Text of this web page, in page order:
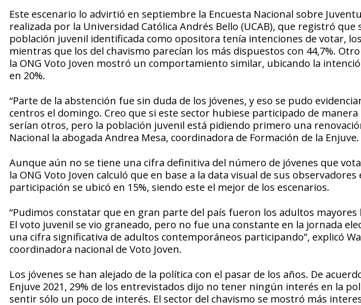
Este escenario lo advirtió en septiembre la Encuesta Nacional sobre
realizada por la Universidad Católica Andrés Bello (UCAB), que registró que
población juvenil identificada como opositora tenía intenciones de votar,
mientras que los del chavismo parecían los más dispuestos con 44,7%.
la ONG Voto Joven mostró un comportamiento similar, ubicando la
en 20%.
“Parte de la abstención fue sin duda de los jóvenes, y eso se pudo
centros el domingo. Creo que si este sector hubiese participado de
serían otros, pero la población juvenil está pidiendo primero una
Nacional la abogada Andrea Mesa, coordinadora de Formación de la Enjuve.
Aunque aún no se tiene una cifra definitiva del número de jóvenes que
la ONG Voto Joven calculó que en base a la data visual de sus observadores
participación se ubicó en 15%, siendo este el mejor de los escenarios.
“Pudimos constatar que en gran parte del país fueron los adultos mayores
El voto juvenil se vio graneado, pero no fue una constante en la jornada
una cifra significativa de adultos contemporáneos participando”, explicó
coordinadora nacional de Voto Joven.
Los jóvenes se han alejado de la política con el pasar de los años. De
Enjuve 2021, 29% de los entrevistados dijo no tener ningún interés en la
sentir sólo un poco de interés. El sector del chavismo se mostró más